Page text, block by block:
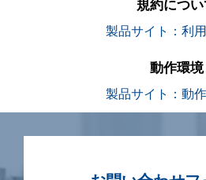
規約につい
製品サイト：利
動作環境
製品サイト：動